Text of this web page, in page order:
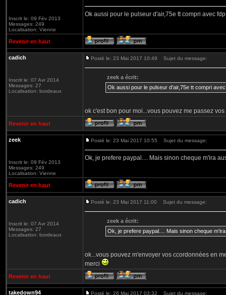
Inscrit le: 09 Fév 2013
Messages: 249
Localisation: Vienne
Ok aussi pour le pulseur d'air,75e tt compri avec
Revenir en haut
cadich
Inscrit le: 07 Avr 2014
Messages: 27
Localisation: bordeaux
Posté le: 23 Mai 2017 10:49 Sujet du message:
zeek a écrit:
Ok aussi pour le pulseur d'air,75e tt compri
ok c'est bon pour moi...vous pouvez me passez
Revenir en haut
zeek
Inscrit le: 09 Fév 2013
Messages: 249
Localisation: Vienne
Posté le: 23 Mai 2017 10:55 Sujet du message:
Ok, je prefere paypal.... Mais sinon cheque m'ira
Revenir en haut
cadich
Inscrit le: 07 Avr 2014
Messages: 27
Localisation: bordeaux
Posté le: 23 Mai 2017 11:00 Sujet du message:
zeek a écrit:
Ok, je prefere paypal.... Mais sinon cheque
ok...vous pouvez m'envoyer vos ccordonnées en
merci
Revenir en haut
takedown94 Posté le: 26 Mai 2017 03:32 Sujet du message: